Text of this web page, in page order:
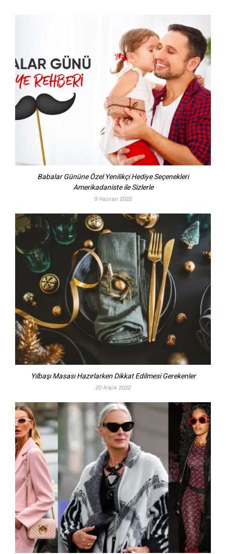
Babalar Gününe Özel Yenilikçi Hediye Seçenekleri
Amerikadaniste ile Sizlerle
9 Haziran 2022
Yılbaşı Masası Hazırlarken Dikkat Edilmesi Gerekenler
20 Aralık 2022